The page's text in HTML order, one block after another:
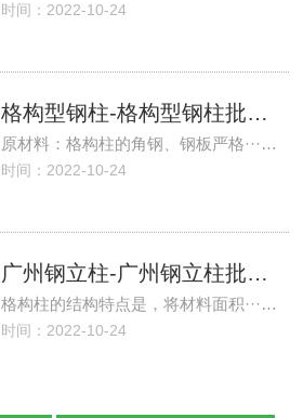
时间：2022-10-24
格构型钢柱-格构型钢柱批发价格、市场报价、厂家供应
原材料：格构柱的角钢、钢板严格···…
时间：2022-10-24
广州钢立柱-广州钢立柱批发、促销价格、产地货源
格构柱的结构特点是，将材料面积···…
时间：2022-10-24